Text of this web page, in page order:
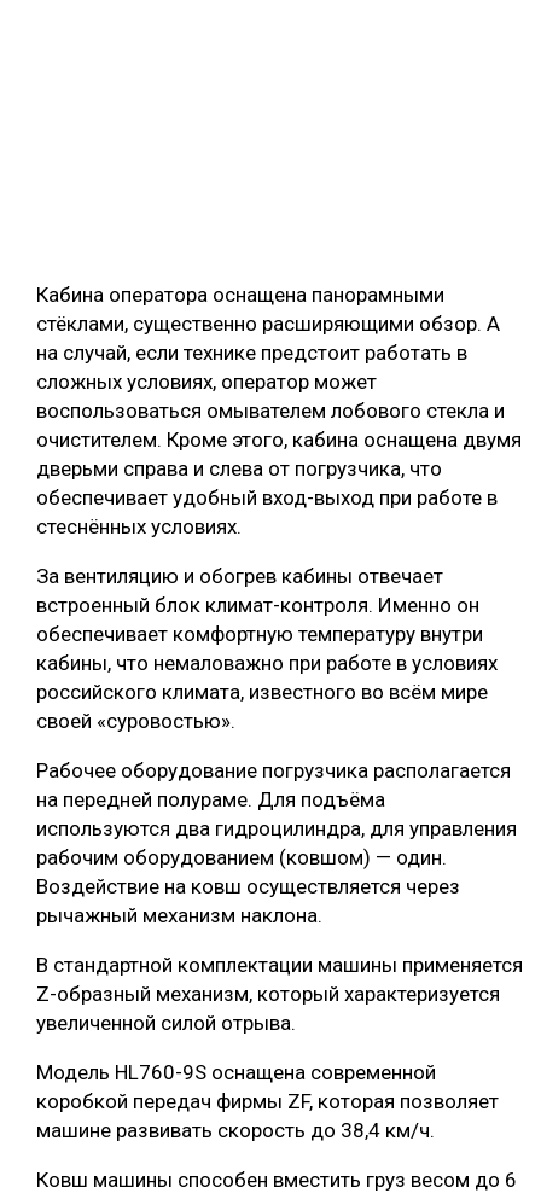
Кабина оператора оснащена панорамными
стёклами, существенно расширяющими обзор. А
на случай, если технике предстоит работать в
сложных условиях, оператор может
воспользоваться омывателем лобового стекла и
очистителем. Кроме этого, кабина оснащена двумя
дверьми справа и слева от погрузчика, что
обеспечивает удобный вход-выход при работе в
стеснённых условиях.
За вентиляцию и обогрев кабины отвечает
встроенный блок климат-контроля. Именно он
обеспечивает комфортную температуру внутри
кабины, что немаловажно при работе в условиях
российского климата, известного во всём мире
своей «суровостью».
Рабочее оборудование погрузчика располагается
на передней полураме. Для подъёма
используются два гидроцилиндра, для управления
рабочим оборудованием (ковшом) — один.
Воздействие на ковш осуществляется через
рычажный механизм наклона.
В стандартной комплектации машины применяется
Z-образный механизм, который характеризуется
увеличенной силой отрыва.
Модель HL760-9S оснащена современной
коробкой передач фирмы ZF, которая позволяет
машине развивать скорость до 38,4 км/ч.
Ковш машины способен вместить груз весом до 6